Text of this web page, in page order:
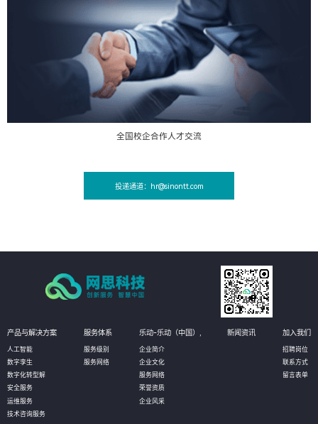
全国校企合作人才交流
投递通道：hr@sinontt.com
产品与解决方案
人工智能
数字孪生
数字化转型解
安全服务
运维服务
技术咨询服务
服务体系
服务级别
服务网络
乐动-乐动（中国）,
企业简介
企业文化
服务网络
荣誉资质
企业风采
新闻资讯 加入我们
招聘岗位
联系方式
留言表单